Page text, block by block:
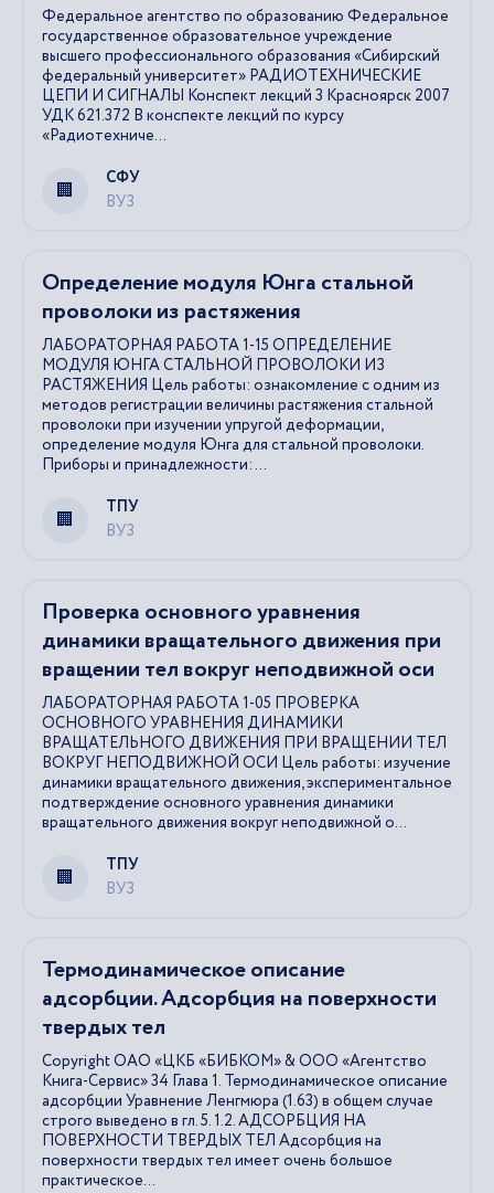
Федеральное агентство по образованию Федеральное
государственное образовательное учреждение
высшего профессионального образования «Сибирский
федеральный университет» РАДИОТЕХНИЧЕСКИЕ
ЦЕПИ И СИГНАЛЫ Конспект лекций 3 Красноярск 2007
УДК 621.372 В конспекте лекций по курсу
«Радиотехниче...
ВУЗ
СФУ
Определение модуля Юнга стальной
проволоки из растяжения
ЛАБОРАТОРНАЯ РАБОТА 1-15 ОПРЕДЕЛЕНИЕ
МОДУЛЯ ЮНГА СТАЛЬНОЙ ПРОВОЛОКИ ИЗ
РАСТЯЖЕНИЯ Цель работы: ознакомление с одним из
методов регистрации величины растяжения стальной
проволоки при изучении упругой деформации,
определение модуля Юнга для стальной проволоки.
Приборы и принадлежности: ...
ВУЗ
ТПУ
Проверка основного уравнения
динамики вращательного движения при
вращении тел вокруг неподвижной оси
ЛАБОРАТОРНАЯ РАБОТА 1-05 ПРОВЕРКА
ОСНОВНОГО УРАВНЕНИЯ ДИНАМИКИ
ВРАЩАТЕЛЬНОГО ДВИЖЕНИЯ ПРИ ВРАЩЕНИИ ТЕЛ
ВОКРУГ НЕПОДВИЖНОЙ ОСИ Цель работы: изучение
динамики вращательного движения, экспериментальное
подтверждение основного уравнения динамики
вращательного движения вокруг неподвижной о...
ВУЗ
ТПУ
Термодинамическое описание
адсорбции. Адсорбция на поверхности
твердых тел
Copyright ОАО «ЦКБ «БИБКОМ» & ООО «Aгентство
Kнига-Cервис» 34 Глава 1. Термодинамическое описание
адсорбции Уравнение Ленгмюра (1.63) в общем случае
строго выведено в гл. 5. 1.2. АДСОРБЦИЯ НА
ПОВЕРХНОСТИ ТВЕРДЫХ ТЕЛ Адсорбция на
поверхности твердых тел имеет очень большое
практическое...